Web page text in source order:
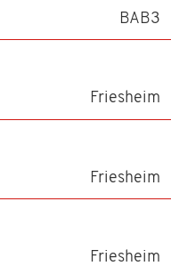
BAB3
Friesheim
Friesheim
Friesheim